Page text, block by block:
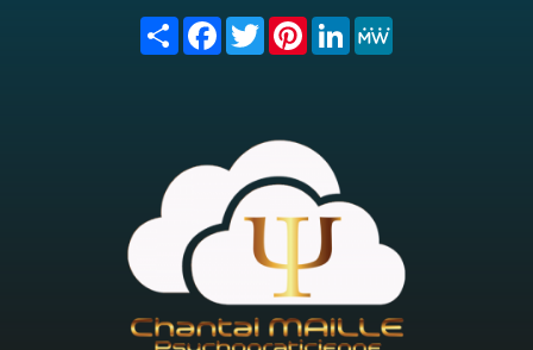
Share FacebookTwitterPinterest
LinkedIn